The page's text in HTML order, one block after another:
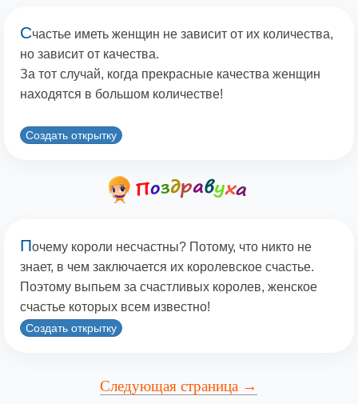
Счастье иметь женщин не зависит от их количества,
но зависит от качества.
За тот случай, когда прекрасные качества женщин
находятся в большом количестве!
Создать открытку
Почему короли несчастны? Потому, что никто не
знает, в чем заключается их королевское счастье.
Поэтому выпьем за счастливых королев, женское
счастье которых всем известно!
Создать открытку
Следующая страница →